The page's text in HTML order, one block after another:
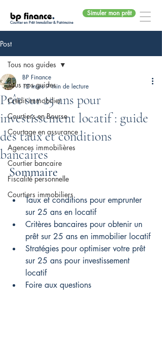
bp finance.
Courtier en Prêt Immobilier & Patrimoine
Simuler mon prêt
Post
Tous nos guides
Crédit immobilier
Courtiers en Bourse
Courtage en assurance
Agences immobilières
Courtier bancaire
Fiscalité personnelle
Courtiers immobiliers
Tous nos guides
Prêt sur 25 ans pour
investissement locatif : guide
des taux et conditions
bancaires
BP Finance
12 mars 7 min de lecture
Sommaire
Taux et conditions pour emprunter
sur 25 ans en locatif
Critères bancaires pour obtenir un
prêt sur 25 ans en immobilier locatif
Stratégies pour optimiser votre prêt
sur 25 ans pour investissement
locatif
Foire aux questions